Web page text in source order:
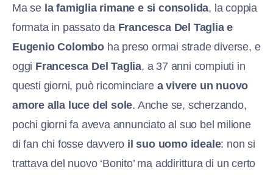
Ma se la famiglia rimane e si consolida, la coppia
formata in passato da Francesca Del Taglia e
Eugenio Colombo ha preso ormai strade diverse, e
oggi Francesca Del Taglia, a 37 anni compiuti in
questi giorni, può ricominciare a vivere un nuovo
amore alla luce del sole. Anche se, scherzando,
pochi giorni fa aveva annunciato al suo bel milione
di fan chi fosse davvero il suo uomo ideale: non si
trattava del nuovo ‘Bonito’ ma addirittura di un certo